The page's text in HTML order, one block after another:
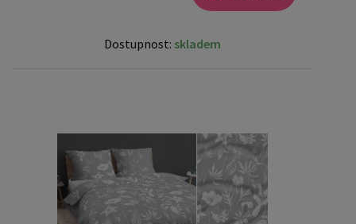
Dostupnost: skladem